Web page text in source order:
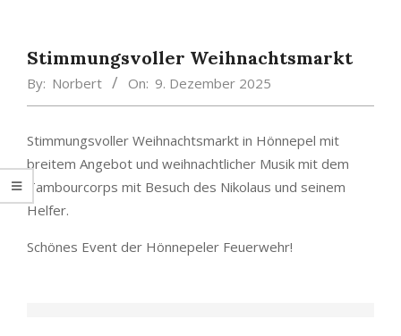
Stimmungsvoller Weihnachtsmarkt
By: Norbert On: 9. Dezember 2025
Stimmungsvoller Weihnachtsmarkt in Hönnepel mit
breitem Angebot und weihnachtlicher Musik mit dem
Tambourcorps mit Besuch des Nikolaus und seinem
Helfer.
Schönes Event der Hönnepeler Feuerwehr!